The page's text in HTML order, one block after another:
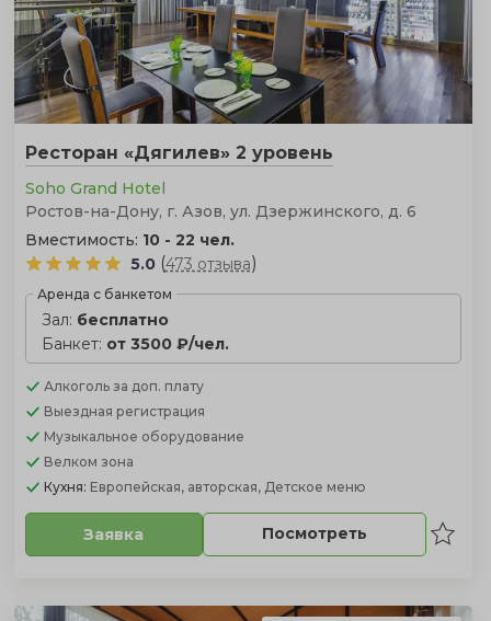
Ресторан «Дягилев» 2 уровень
Soho Grand Hotel
Ростов-на-Дону, г. Азов, ул. Дзержинского, д. 6
Вместимость: 10 - 22 чел.
5.0 (473 отзыва)
Аренда с банкетом
Зал: бесплатно
Банкет: от 3500 ₽/чел.
Алкоголь за доп. плату
Выездная регистрация
Музыкальное оборудование
Велком зона
Кухня: Европейская, авторская, Детское меню
Заявка Посмотреть